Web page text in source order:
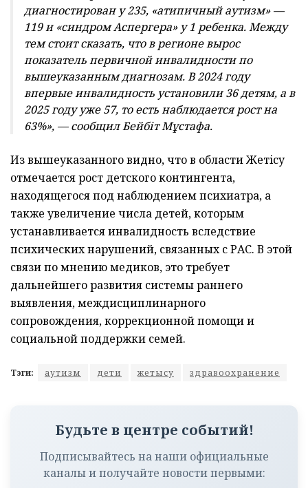
диагностирован у 235, «атипичный аутизм» —
119 и «синдром Аспергера» у 1 ребенка. Между
тем стоит сказать, что в регионе вырос
показатель первичной инвалидности по
вышеуказанным диагнозам. В 2024 году
впервые инвалидность установили 36 детям, а в
2025 году уже 57, то есть наблюдается рост на
63%», — сообщил Бейбіт Мұстафа.
Из вышеуказанного видно, что в области Жетiсу
отмечается рост детского контингента,
находящегося под наблюдением психиатра, а
также увеличение числа детей, которым
устанавливается инвалидность вследствие
психических нарушений, связанных с РАС. В этой
связи по мнению медиков, это требует
дальнейшего развития системы раннего
выявления, междисциплинарного
сопровождения, коррекционной помощи и
социальной поддержки семей.
Тэги: аутизм дети жетысу здравоохранение
Будьте в центре событий!
Подписывайтесь на наши официальные
каналы и получайте новости первыми: